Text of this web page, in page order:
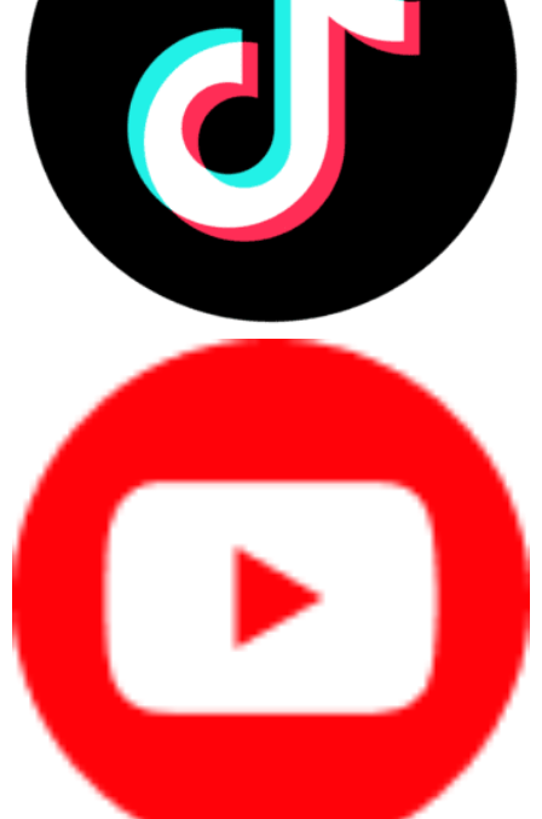
Đánh giá Ưu nhược điểm của máy in Laser Brother đa chức
năng?
Ưu điểm của máy in Laser Brother đa chức năng:
Chất lượng in ấn cao: Máy in Laser Brother đa chức
năng cung cấp chất lượng in ấn chuyên nghiệp với độ
phân giải cao và độ sắc nét tuyệt vời. Công nghệ Laser
giúp tái tạo các chi tiết nhỏ và văn bản rõ ràng, mang lại
kết quả đẹp và chất lượng.
Chức năng: Máy in Laser Brother kết hợp nhiều tính
năng trong một thiết bị đơn lẻ. Bạn có thể in ấn, sao
chép, quét và fax từ cùng một máy, tiết kiệm điện không
gian và tối ưu hóa công việc văn phòng.
Tốc độ in ấn cao: Máy in Laser Brother thường có tốc
độ in nhanh, giúp hoàn thành công việc in ấn một cách
hiệu quả và tiết kiệm thời gian.
Tiết kiệm giấy và mực in: Một số máy in Laser Brother
đa chức năng có tính năng trên hai mặt tự động, giúp
giảm lượng giấy được sử dụng. Ngoài ra, công nghệ
Laser cũng tiết kiệm chi phí hơn so với các loại máy
khác.
Độ tin cậy và độ bền: Brother là một thương hiệu nổi
tiếng và đã được thị trường công nhận về độ tin cậy và
độ bền của sản phẩm. Máy in Laser Brother đa chức